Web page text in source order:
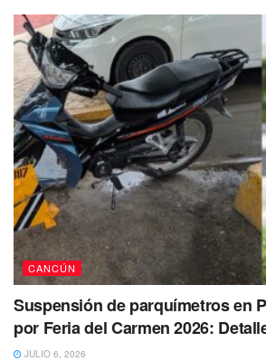
CANCÚN
Suspensión de parquímetros en
por Feria del Carmen 2026:
JULIO 6, 2026